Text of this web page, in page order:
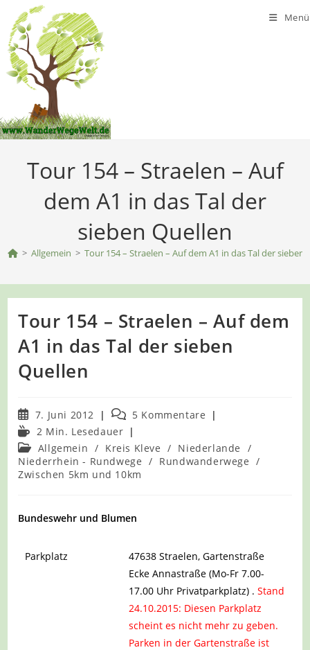
Inhalt
springen
Menü
Tour 154 – Straelen – Auf
dem A1 in das Tal der
sieben Quellen
> Allgemein > Tour 154 – Straelen – Auf dem A1 in das Tal der sieben
Tour 154 – Straelen – Auf dem
A1 in das Tal der sieben
Quellen
Beitrag
veröffentlicht:
7. Juni 2012
Beitrags-
Kommentare:
5 Kommentare
Lesedauer:
2 Min. Lesedauer
Beitrags-
Kategorie:
Allgemein / Kreis Kleve / Niederlande
/
Niederrhein - Rundwege / Rundwanderwege /
Zwischen 5km und 10km
Bundeswehr und Blumen
Parkplatz
47638 Straelen, Gartenstraße
Ecke Annastraße (Mo-Fr 7.00-
17.00 Uhr Privatparkplatz) .Stand
24.10.2015: Diesen Parkplatz
scheint es nicht mehr zu geben.
Parken in der Gartenstraße ist